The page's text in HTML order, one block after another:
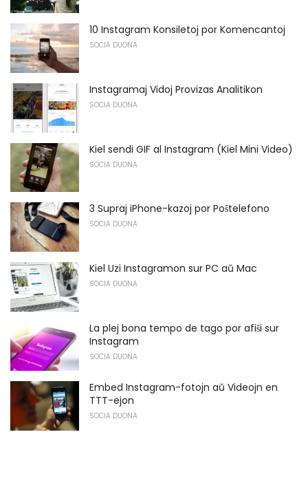
10 Instagram Konsiletoj por Komencantoj
SOCIA DUONA
Instagramaj Vidoj Provizas Analitikon
SOCIA DUONA
Kiel sendi GIF al Instagram (Kiel Mini Video)
SOCIA DUONA
3 Supraj iPhone-kazoj por Poŝtelefono
SOCIA DUONA
Kiel Uzi Instagramon sur PC aŭ Mac
SOCIA DUONA
La plej bona tempo de tago por afiŝi sur
Instagram
SOCIA DUONA
Embed Instagram-fotojn aŭ Videojn en
TTT-ejon
SOCIA DUONA